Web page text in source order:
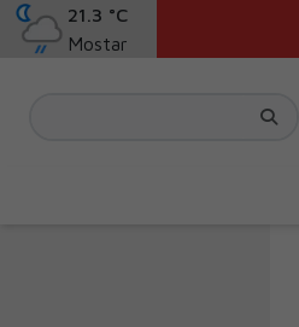
21.3 °C
Mostar